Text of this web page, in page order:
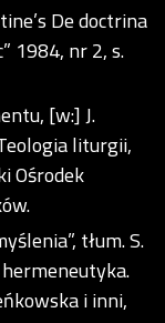
De doctrina
1984, nr 2, s.
[w:] J.
liturgii,
Ośrodek
tłum. S.
i inni,